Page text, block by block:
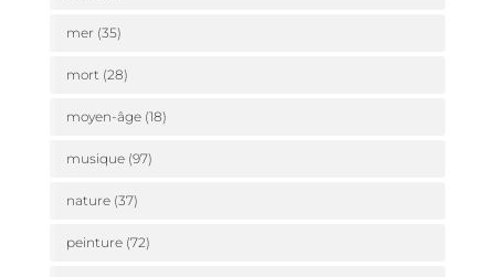
mer (35)
mort(28)
moyen-âge(18)
musique(97)
nature(37)
peinture(72)